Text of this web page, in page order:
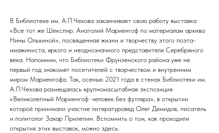
В Библиотеке им. А.П.Чехова заканчивает свою работу выставка
«Все тот же Шекспир: Анатолий Мариенгоф по материалам архива
Нины Ольхиной», посвященная жизни и творчеству этого поэта-
имажиниста, яркого и неоднозначного представителя Серебряного
века. Напомним, что Библиотеки Фрунзенского района уже не
первый год знакомят посетителей с творчеством и внутренним
миром Мариенгофа. Так, осенью 2021 года в стенах Библиотеки им.
А.П.Чехова размещалась крупномасштабная экспозиция
«Великолепный Мариенгоф: человек без футляра», в открытии
которой принимали участие литературовед Олег Демидов, писатель
и политолог Захар Прилепин. Вспомнить о том, как проходили
открытия этих выставок, можно здесь: